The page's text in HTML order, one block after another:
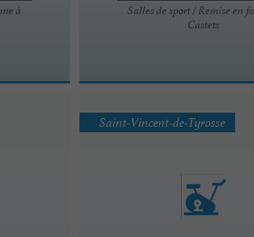
à
Salles de sport / Remise en
Castets
Saint-Vincent-de-Tyrosse